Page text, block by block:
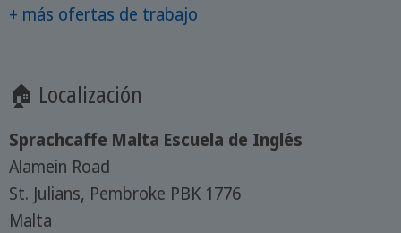
+ más ofertas de trabajo
🏠 Localización
Sprachcaffe Malta Escuela de Inglés
Alamein Road
St. Julians, Pembroke PBK 1776
Malta